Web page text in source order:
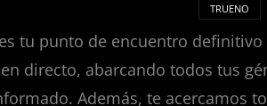
TRUENO
tu punto de encuentro
directo, abarcando todos tus
Además, te acercamos